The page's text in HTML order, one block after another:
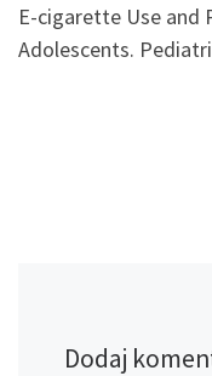
E-cigarette Use and
Adolescents.
Dodaj